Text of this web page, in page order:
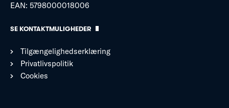
EAN: 5798000018006
SE KONTAKTMULIGHEDER
Tilgængelighedserklæring
Privatlivspolitik
Cookies